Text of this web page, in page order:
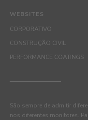
WEBSITES
CORPORATIVO
CONSTRUÇÃO CIVIL
PERFORMANCE COATINGS
São sempre de admitir
nos diferentes monitores.